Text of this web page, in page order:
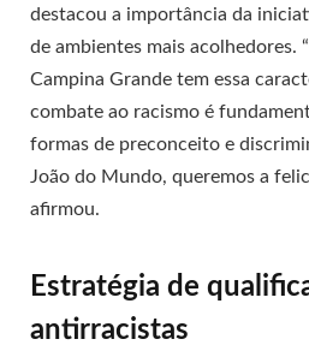
destacou a importância da
de ambientes mais acolhedores.
Campina Grande tem essa
combate ao racismo é
formas de preconceito e
João do Mundo, queremos a
afirmou.
Estratégia de
antirracistas